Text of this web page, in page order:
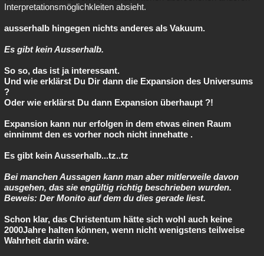
Interpretationsmöglichkleiten absieht.
ausserhalb hingegen nichts anderes als Vakuum.
Es gibt kein Ausserhalb.
So so, das ist ja interessant.
Und wie erklärst Du Dir dann die Expansion des Universums
?
Oder wie erklärst Du dann Expansion überhaupt ?!
Expansion kann nur erfolgen in dem etwas einen Raum
einnimmt den es vorher noch nicht innehatte .
Es gibt kein Ausserhalb...tz..tz
Bei manchen Aussagen kann man aber mitlerweile davon
ausgehen, das sie engültig richtig beschrieben wurden.
Beweis: Der Monito auf dem du dies gerade liest.
Schon klar, das Christentum hätte sich wohl auch keine
2000Jahre halten können, wenn nicht wenigstens teilweise
Wahrheit darin wäre.